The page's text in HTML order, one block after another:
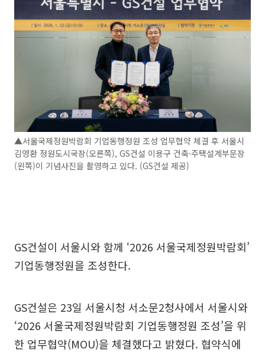
▲서울국제정원박람회 기업동행정원 조성 업무협약 체결 후 서울시
김영환 정원도시국장(오른쪽), GS건설 이용구 건축·주택설계부문장
(왼쪽)이 기념사진을 촬영하고 있다. (GS건설 제공)
GS건설이 서울시와 함께 ‘2026 서울국제정원박람회’
기업동행정원을 조성한다.
GS건설은 23일 서울시청 서소문2청사에서 서울시와
‘2026 서울국제정원박람회 기업동행정원 조성’을 위
한 업무협약(MOU)을 체결했다고 밝혔다. 협약식에